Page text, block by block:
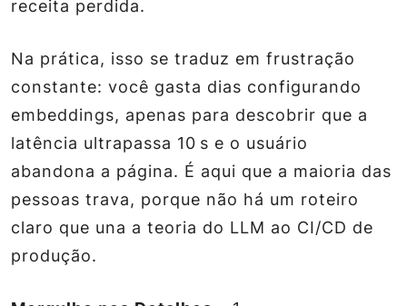
receita perdida.
Na prática, isso se traduz em frustração
constante: você gasta dias configurando
embeddings, apenas para descobrir que a
latência ultrapassa 10 s e o usuário
abandona a página. É aqui que a maioria das
pessoas trava, porque não há um roteiro
claro que una a teoria do LLM ao CI/CD de
produção.